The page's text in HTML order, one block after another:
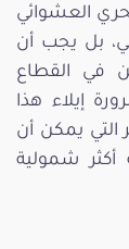
العشوائي
بل يجب أن
في القطاع
إيلاء هذا
التي يمكن أن
شمولية